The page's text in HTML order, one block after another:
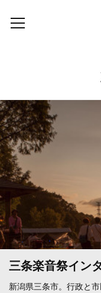
三条楽音祭イン
新潟県三条市。行政と